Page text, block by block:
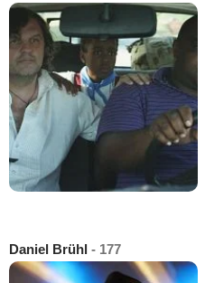
Daniel Brühl - 177